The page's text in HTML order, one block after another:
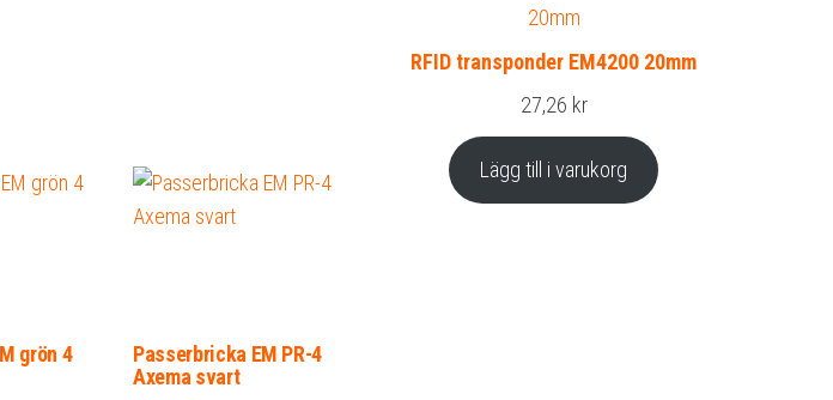
grön 4
Passerbricka EM PR-4
Axema svart
RFID transponder EM4200 20mm
27,26 kr
Lägg till i varukorg